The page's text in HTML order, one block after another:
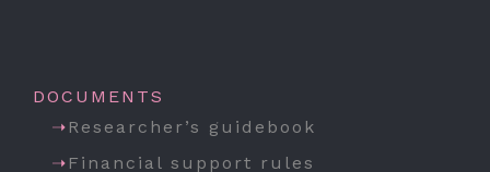
DOCUMENTS
Researcher’s guidebook
Financial support rules